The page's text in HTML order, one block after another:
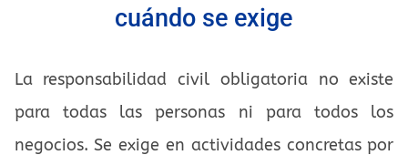
cuándo se exige
La responsabilidad civil obligatoria no existe
para todas las personas ni para todos los
negocios. Se exige en actividades concretas por